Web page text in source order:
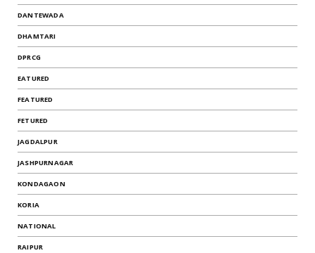
DANTEWADA
DHAMTARI
DPRCG
EATURED
FEATURED
FETURED
JAGDALPUR
JASHPURNAGAR
KONDAGAON
KORIA
NATIONAL
RAIPUR